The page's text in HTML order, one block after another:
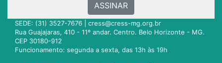
ASSINAR
SEDE: (31) 3527-7676 | cress@cress-mg.org.br
Rua Guajajaras, 410 - 11º andar. Centro. Belo Horizonte - MG.
CEP 30180-912
Funcionamento: segunda a sexta, das 13h às 19h